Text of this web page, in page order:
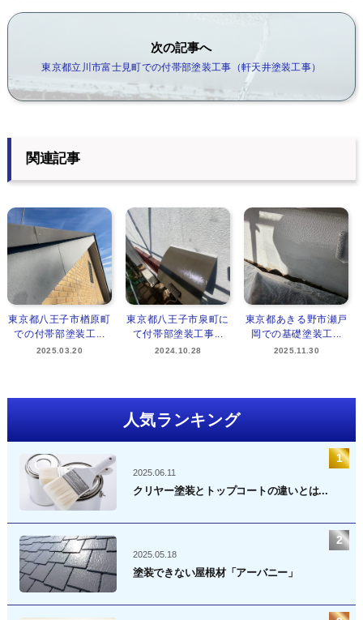
次の記事へ
東京都立川市富士見町での付帯部塗装工事（軒天井塗装工事）
関連記事
東京都八王子市楢原町
での付帯部塗装工...
2025.03.20
東京都八王子市泉町に
て付帯部塗装工事...
2024.10.28
東京都あきる野市瀬戸
岡での基礎塗装工...
2025.11.30
人気ランキング
2025.06.11
クリヤー塗装とトップコートの違いとは...
2025.05.18
塗装できない屋根材「アーバニー」